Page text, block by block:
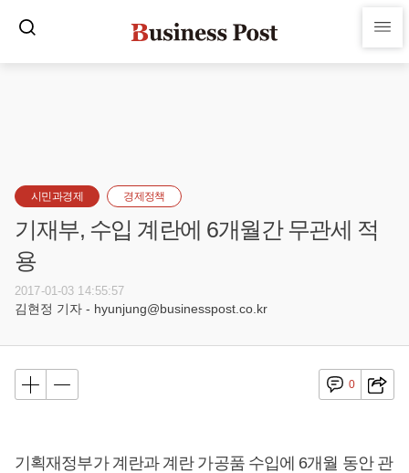
시민과경제 경제정책
기재부, 수입 계란에 6개월간 무관세 적
용
2017-01-03 14:55:57
김현정 기자 - hyunjung@businesspost.co.kr
0
기획재정부가 계란과 계란 가공품 수입에 6개월 동안 관